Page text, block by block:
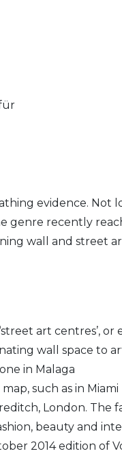
evidence. Not
genre recently
wall and street
art centres’, or
wall space to
in Malaga
such as in Miami
London. The
beauty and
2014 edition of